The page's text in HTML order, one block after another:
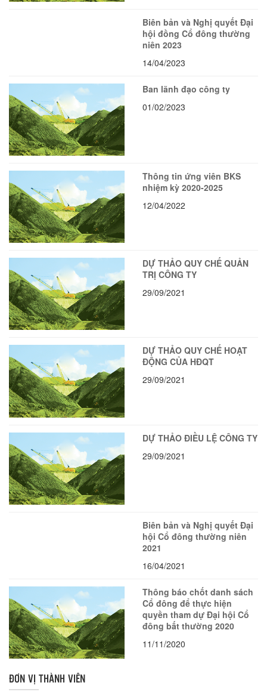
Biên bản và Nghị quyết Đại
hội đồng Cổ đông thường
niên 2023
14/04/2023
Ban lãnh đạo công ty
01/02/2023
Thông tin ứng viên BKS
nhiệm kỳ 2020-2025
12/04/2022
DỰ THẢO QUY CHẾ QUẢN
TRỊ CÔNG TY
29/09/2021
DỰ THẢO QUY CHẾ HOẠT
ĐỘNG CỦA HĐQT
29/09/2021
DỰ THẢO ĐIỀU LỆ CÔNG TY
29/09/2021
Biên bản và Nghị quyết Đại
hội Cổ đông thường niên
2021
16/04/2021
Thông báo chốt danh sách
Cổ đông để thực hiện
quyền tham dự Đại hội Cổ
đông bất thường 2020
11/11/2020
ĐƠN VỊ THÀNH VIÊN